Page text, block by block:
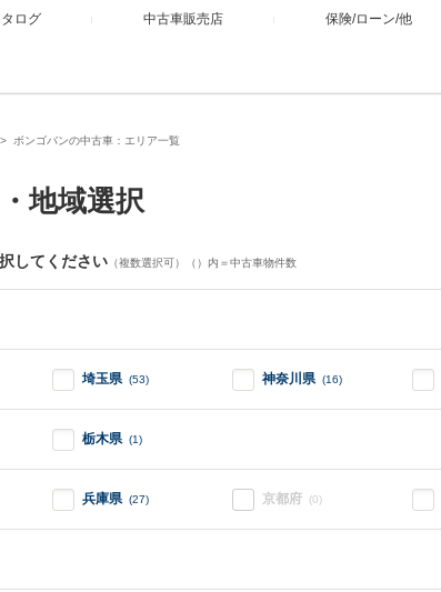
ログ 中古車販売店 保険/ローン/他
ボンゴバンの中古車：エリア一覧
地域選択
してください （複数選択可）（）内＝中古車物件数
埼玉県 (53) 神奈川県 (16)
栃木県 (1)
兵庫県 (27) 京都府 (0)